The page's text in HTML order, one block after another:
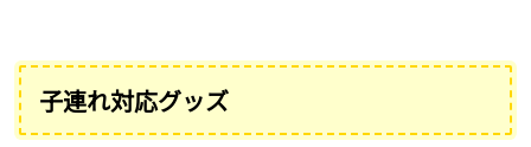
子連れ対応グッズ